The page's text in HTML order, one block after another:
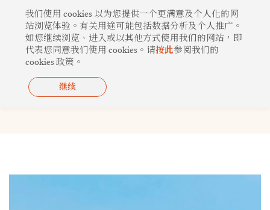
第 17 期
Page Page Page
我们使用 cookies 以为您提供一个更满意及个人化的网
站浏览体验。有关用途可能包括数据分析及个人推广。
如您继续浏览、进入或以其他方式使用我们的网站，即
代表您同意我们使用 cookies。请按此参阅我们的
cookies 政策。
继续